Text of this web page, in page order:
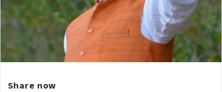
Share now